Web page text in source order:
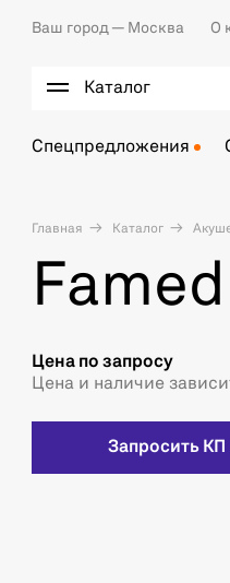
Ваш город — Москва О
Каталог
Спецпредложения
Главная Каталог
Цена по запросу
Цена и наличие
Запросить КП